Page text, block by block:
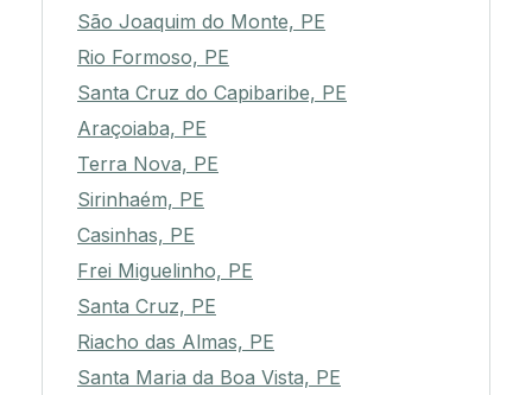
São Joaquim do Monte, PE
Rio Formoso, PE
Santa Cruz do Capibaribe, PE
Araçoiaba, PE
Terra Nova, PE
Sirinhaém, PE
Casinhas, PE
Frei Miguelinho, PE
Santa Cruz, PE
Riacho das Almas, PE
Santa Maria da Boa Vista, PE